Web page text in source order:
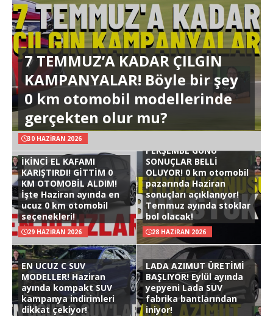
7 TEMMUZ’A KADAR ÇILGIN
KAMPANYALAR! Böyle bir şey
0 km otomobil modellerinde
gerçekten olur mu?
30 HAZIRAN 2026
İKİNCİ EL KAFAMI
KARIŞTIRDI! GİTTİM 0
KM OTOMOBİL ALDIM!
İşte Haziran ayında en
ucuz 0 km otomobil
seçenekleri!
29 HAZIRAN 2026
PERŞEMBE GÜNÜ
SONUÇLAR BELLİ
OLUYOR! 0 km otomobil
pazarında Haziran
sonuçları açıklanıyor!
Temmuz ayında stoklar
bol olacak!
28 HAZIRAN 2026
EN UCUZ C SUV
MODELLER! Haziran
ayında kompakt SUV
kampanya indirimleri
dikkat çekiyor!
LADA AZIMUT ÜRETİMİ
BAŞLIYOR! Eylül ayında
yepyeni Lada SUV
fabrika bantlarından
iniyor!